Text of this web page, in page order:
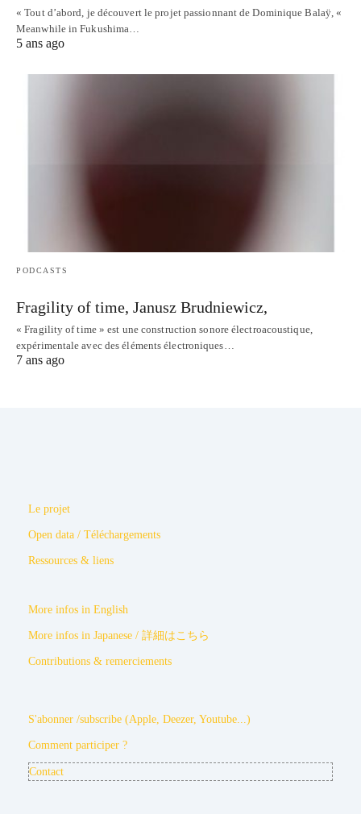
« Tout d’abord, je découvert le projet passionnant de Dominique Balaÿ, «
Meanwhile in Fukushima…
5 ans ago
PODCASTS
Fragility of time, Janusz Brudniewicz,
« Fragility of time » est une construction sonore électroacoustique,
expérimentale avec des éléments électroniques…
7 ans ago
Le projet
Open data / Téléchargements
Ressources & liens
More infos in English
More infos in Japanese / 詳細はこちら
Contributions & remerciements
S'abonner /subscribe (Apple, Deezer, Youtube...)
Comment participer ?
Contact